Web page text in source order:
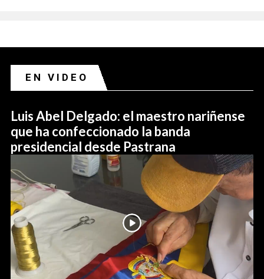
EN VIDEO
Luis Abel Delgado: el maestro nariñense
que ha confeccionado la banda
presidencial desde Pastrana